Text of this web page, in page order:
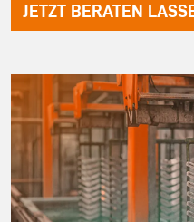
JETZT BERATEN